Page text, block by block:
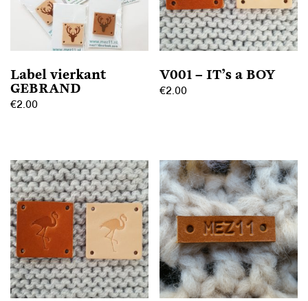
Label vierkant
GEBRAND
€2.00
heeft
meerdere
variaties.
Deze
optie
kan
gekozen
worden
V001 – IT’s a BOY
€2.00
meerdere
variaties.
Deze
optie
kan
gekozen
worden
op